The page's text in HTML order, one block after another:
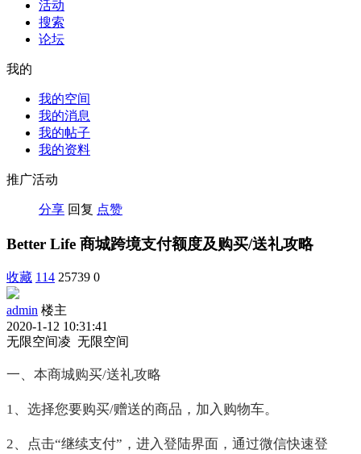
活动
搜索
论坛
我的
我的空间
我的消息
我的帖子
我的资料
推广活动
分享 回复 点赞
Better Life 商城跨境支付额度及购买/送礼攻略
收藏 114 25739 0
admin 楼主
2020-1-12 10:31:41
无限空间凌 无限空间
一、本商城购买/送礼攻略
1、选择您要购买/赠送的商品，加入购物车。
2、点击“继续支付”，进入登陆界面，通过微信快速登